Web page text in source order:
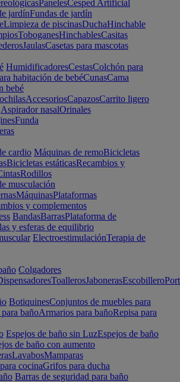
PanelesCesped Artificial
jardínFundas de jardín
Limpieza de piscinasDuchaHinchable
ToboganesHinchablesCasitas
JaulasCasetas para mascotas
HumidificadoresCestasColchón para
habitación de bebéCunasCama
bebé
AccesoriosCapazosCarrito ligero
Aspirador nasalOrinales
Funda
cardio Máquinas de remoBicicletas
Bicicletas estáticasRecambios y
Rodillos
musculación
MáquinasPlataformas
y complementos
BandasBarrasPlataforma de
y esferas de equilibrio
ElectroestimulaciónTerapia de
Colgadores
ToallerosJabonerasEscobillero
BotiquinesConjuntos de muebles para
bañoArmarios para bañoRepisa para
Espejos de baño sin LuzEspejos de baño
de baño con aumento
LavabosMamparas
cocinaGrifos para ducha
Barras de seguridad para baño